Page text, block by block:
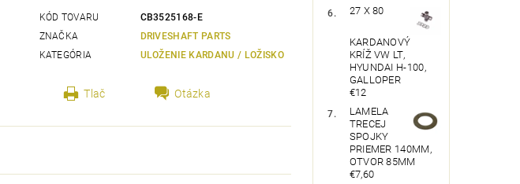
KÓD TOVARU
CB3525168-E
ZNAČKA
DRIVESHAFT PARTS
KATEGÓRIA
ULOŽENIE KARDANU / LOŽISKO
Tlač Otázka
27 X 80
KARDANOVÝ
KRÍŽ VW LT,
HYUNDAI H-100,
GALLOPER
€12
LAMELA
TRECEJ
SPOJKY
PRIEMER 140MM,
OTVOR 85MM
€7,60